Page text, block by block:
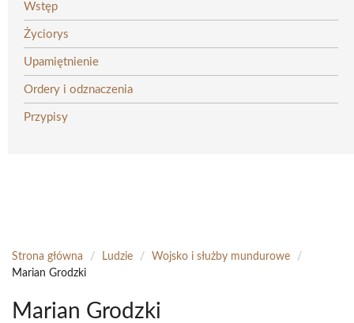
Wstęp
Życiorys
Upamiętnienie
Ordery i odznaczenia
Przypisy
Strona główna / Ludzie / Wojsko i służby mundurowe
/
Marian Grodzki
Marian Grodzki